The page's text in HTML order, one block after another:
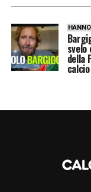
svelo
della
calcio